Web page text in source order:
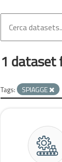
1 dataset
Tags: SPIAGGE